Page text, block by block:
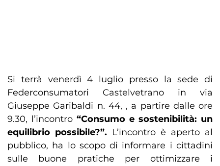
Si terrà venerdì 4 luglio presso la sede di
Federconsumatori Castelvetrano in via
Giuseppe Garibaldi n. 44, , a partire dalle ore
9.30, l’incontro “Consumo e sostenibilità: un
equilibrio possibile?”. L’incontro è aperto al
pubblico, ha lo scopo di informare i cittadini
sulle buone pratiche per ottimizzare i